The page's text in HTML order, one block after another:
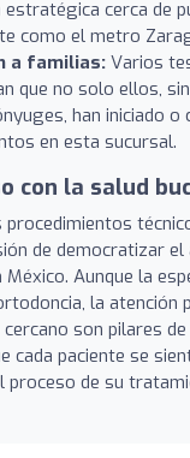
estratégica cerca de
como el metro
a familias: Varios
que no solo ellos,
han iniciado o
en esta sucursal.
con la salud
de democratizar el
Aunque la
la atención
son pilares
cada paciente se
proceso de su